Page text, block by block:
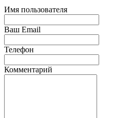
Имя пользователя
Ваш Email
Телефон
Комментарий